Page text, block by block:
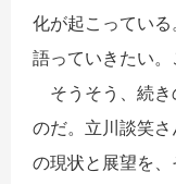
化が起こってい
語っていきたい。
そうそう、続き
のだ。立川談笑
の現状と展望を